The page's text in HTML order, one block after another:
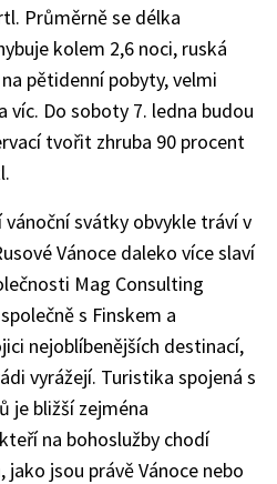
Průměrně se délka
kolem 2,6 noci, ruská
pětidenní pobyty, velmi
víc. Do soboty 7. ledna budou
tvořit zhruba 90 procent
svátky obvykle tráví v
Vánoce daleko více slaví
Mag Consulting
s Finskem a
nejoblíbenějších destinací,
vyrážejí. Turistika spojená s
je bližší zejména
na bohoslužby chodí
jako jsou právě Vánoce nebo